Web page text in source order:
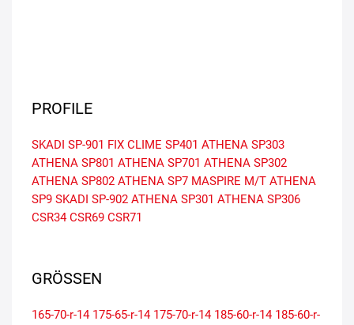
PROFILE
SKADI SP-901 FIX CLIME SP401 ATHENA SP303
ATHENA SP801 ATHENA SP701 ATHENA SP302
ATHENA SP802 ATHENA SP7 MASPIRE M/T ATHENA
SP9 SKADI SP-902 ATHENA SP301 ATHENA SP306
CSR34 CSR69 CSR71
GRÖSSEN
165-70-r-14 175-65-r-14 175-70-r-14 185-60-r-14 185-60-r-